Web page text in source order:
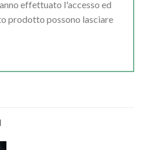
effettuato l'accesso ed
prodotto possono lasciare